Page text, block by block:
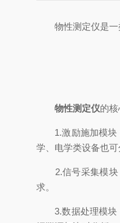
物性测定仪是一类
物性测定仪的核
1.激励施加模块：
学、电学类设备也
2.信号采集模块：
求。
3.数据处理模块：